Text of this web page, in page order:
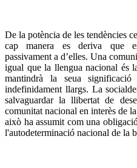
De la potència de les tendències
cap manera es deriva que
passivament a d’elles. Una
igual que la llengua nacional és
mantindrà la seua
indefinidament llargs. La
salvaguardar la llibertat de
comunitat nacional en interès de
això ha assumit com una
l'autodeterminació nacional de la